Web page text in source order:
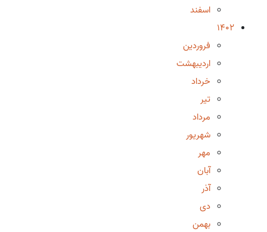
اسفند
1402
فروردین
اردیبهشت
خرداد
تیر
مرداد
شهریور
مهر
آبان
آذر
دی
بهمن